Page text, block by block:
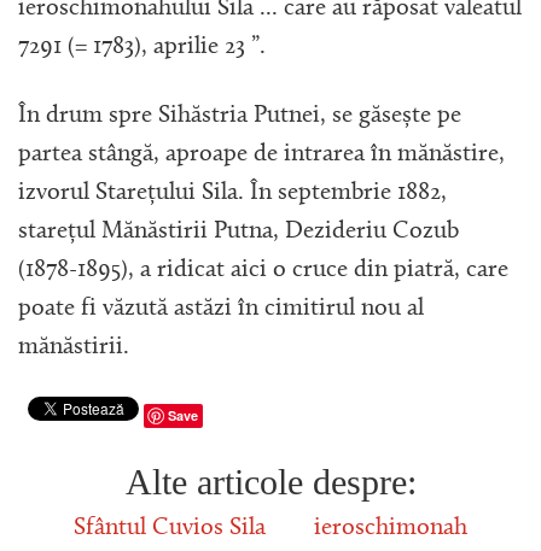
ieroschimonahului Sila ... care au răposat valeatul
7291 (= 1783), aprilie 23 ”.
În drum spre Sihăstria Putnei, se găsește pe
partea stângă, aproape de intrarea în mănăstire,
izvorul Starețului Sila. În septembrie 1882,
starețul Mănăstirii Putna, Dezideriu Cozub
(1878-1895), a ridicat aici o cruce din piatră, care
poate fi văzută astăzi în cimitirul nou al
mănăstirii.
Save
Alte articole despre:
Sfântul Cuvios Sila ieroschimonah